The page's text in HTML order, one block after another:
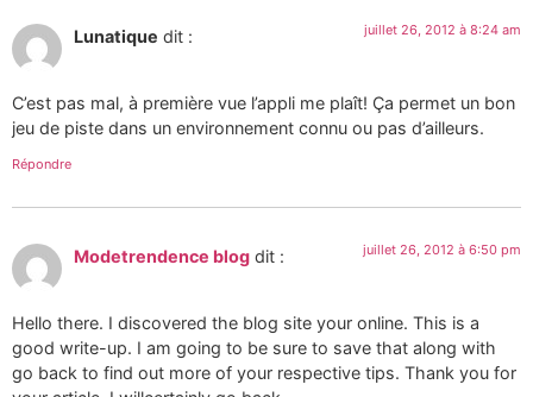
Lunatique dit : juillet 26, 2012 à 8:24 am
C’est pas mal, à première vue l’appli me plaît! Ça permet un bon
jeu de piste dans un environnement connu ou pas d’ailleurs.
Répondre
Modetrendence blog dit : juillet 26, 2012 à 6:50 pm
Hello there. I discovered the blog site your online. This is a
good write-up. I am going to be sure to save that along with
go back to find out more of your respective tips. Thank you for